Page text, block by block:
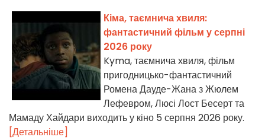
Кіма, таємнича хвиля:
фантастичний фільм у серпні
2026 року
Kyma, таємнича хвиля, фільм
пригодницько-фантастичний
Ромена Дауде-Жана з Жюлем
Лефевром, Люсі Лост Бесерт та
Мамаду Хайдари виходить у кіно 5 серпня 2026 року.
[Детальніше]